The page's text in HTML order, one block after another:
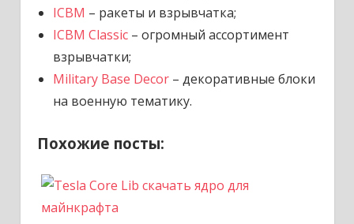
ICBM – ракеты и взрывчатка;
ICBM Classic– огромный ассортимент
взрывчатки;
Military Base Decor– декоративные блоки
на военную тематику.
Похожие посты: